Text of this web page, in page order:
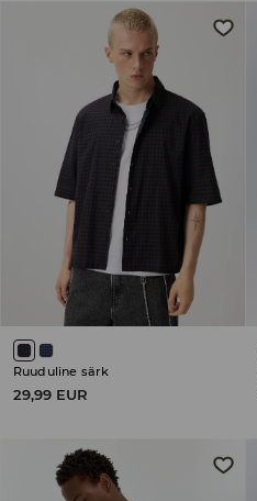
Ruuduline särk
29,99 EUR